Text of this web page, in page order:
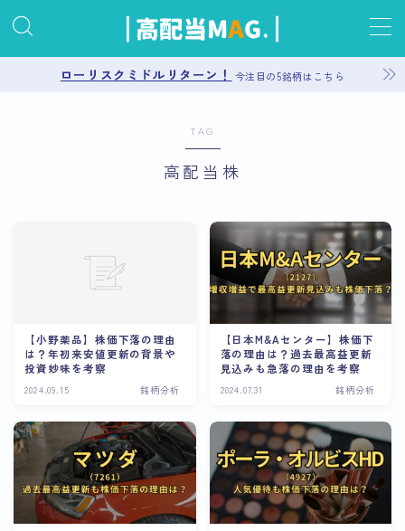
プライバシーポリシー
サイトマップ
ローリスクミドルリターン！ 今注目の5銘柄はこちら
TAG
高配当株
【小野薬品】株価下落の理由
は？年初来安値更新の背景や
投資妙味を考察
2024.09.15 銘柄分析
【日本M&Aセンター】株価下
落の理由は？過去最高益更新
見込みも急落の理由を考察
2024.07.31 銘柄分析